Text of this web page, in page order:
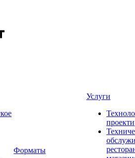
Форматы
Услуги